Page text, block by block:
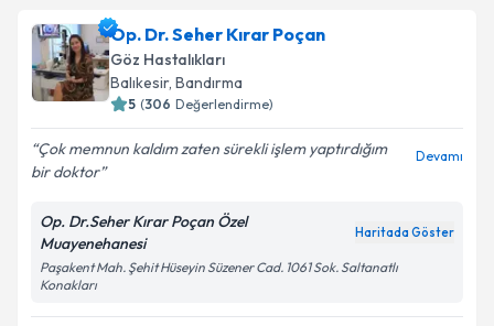
Op. Dr. Seher Kırar Poçan
Göz Hastalıkları
Balıkesir, Bandırma
5 (306 Değerlendirme)
Çok memnun kaldım zaten sürekli işlem yaptırdığım
bir doktor
Devamı
Op. Dr.Seher Kırar Poçan Özel
Muayenehanesi
Haritada Göster
Paşakent Mah. Şehit Hüseyin Süzener Cad. 1061 Sok. Saltanatlı
Konakları